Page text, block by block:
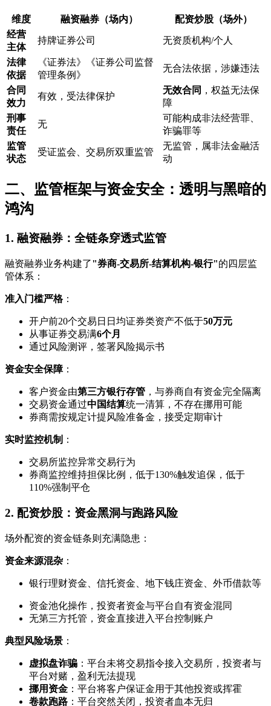
维度 融资融券（场内）
配资炒股（场外）
经营
主体
持牌证券公司 无资质机构/个人
法律
依据
《证券法》《证券公司监督
管理条例》
无合法依据，涉嫌违法
合同
效力
有效，受法律保护
无效合同 ，权益无法保
障
刑事
责任
无
可能构成非法经营罪、
诈骗罪等
监管
状态
受证监会、交易所双重监管
无监管，属非法金融活
动
二、监管框架与资金安全：透明与黑暗的
鸿沟
1. 融资融券：全链条穿透式监管
融资融券业务构建了"券商-交易所-结算机构-银行"的四层监
管体系：
准入门槛严格：
开户前20个交易日日均证券类资产不低于50万元
从事证券交易满6个月
通过风险测评，签署风险揭示书
资金安全保障：
客户资金由第三方银行存管 ，与券商自有资金完全隔离
交易资金通过中国结算统一清算，不存在挪用可能
券商需按规定计提风险准备金，接受定期审计
实时监控机制 ：
交易所监控异常交易行为
券商监控维持担保比例，低于130%触发追保，低于
110%强制平仓
2. 配资炒股：资金黑洞与跑路风险
场外配资的资金链条则充满隐患：
资金来源混杂 ：
银行理财资金、信托资金、地下钱庄资金、外币借款等
资金池化操作，投资者资金与平台自有资金混同
无第三方托管，资金直接进入平台控制账户
典型风险场景 ：
虚拟盘诈骗 ：平台未将交易指令接入交易所，投资者与
平台对赌，盈利无法提现
挪用资金 ：平台将客户保证金用于其他投资或挥霍
卷款跑路 ：平台突然关闭，投资者血本无归